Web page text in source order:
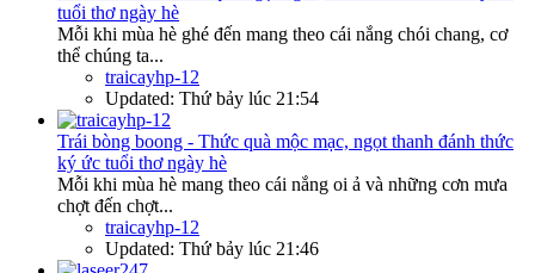
tuổi thơ ngày hè
Mỗi khi mùa hè ghé đến mang theo cái nắng chói chang, cơ
thể chúng ta...
traicayhp-12
Updated: Thứ bảy lúc 21:54
Trái bòng boong - Thức quà mộc mạc, ngọt thanh đánh thức
ký ức tuổi thơ ngày hè
Mỗi khi mùa hè mang theo cái nắng oi ả và những cơn mưa
chợt đến chợt...
traicayhp-12
Updated: Thứ bảy lúc 21:46